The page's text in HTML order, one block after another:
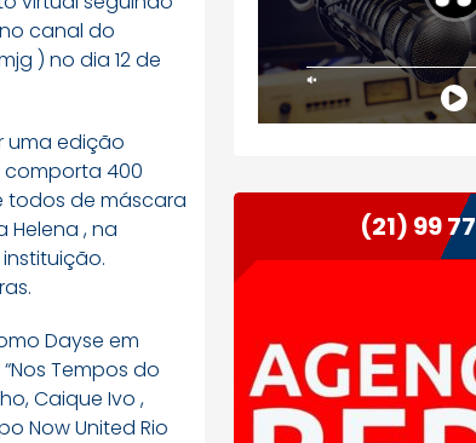
canal do
) no dia 12 de
uma edição
comporta 400
todos de máscara
Helena , na
Dayse em
Tempos do
Caique Ivo ,
Now United Rio
(21) 99